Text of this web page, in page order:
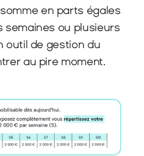
en parts égales
semaines ou plusieurs
outil de gestion du
au pire moment.